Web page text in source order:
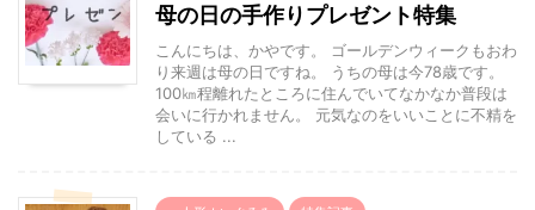
母の日の手作りプレゼント特集
こんにちは、かやです。 ゴールデンウィークもおわ
り来週は母の日ですね。 うちの母は今78歳です。
100㎞程離れたところに住んでいてなかなか普段は
会いに行かれません。 元気なのをいいことに不精を
している ...